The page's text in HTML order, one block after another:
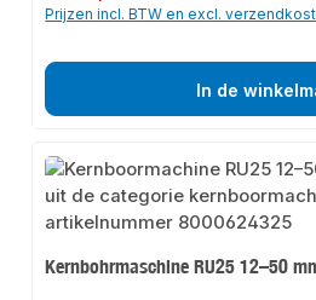
Prijzen incl. BTW en excl.
In de
Kernbohrmaschine RU25 12–50